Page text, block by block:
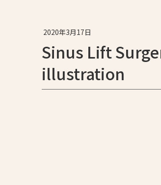
2020年3月17日
Sinus Lift
illustration